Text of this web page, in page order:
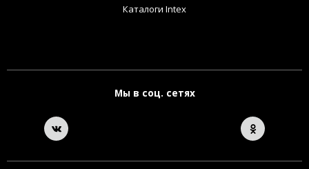
Каталоги Intex
Мы в соц. сетях